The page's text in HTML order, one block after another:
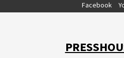
Facebook